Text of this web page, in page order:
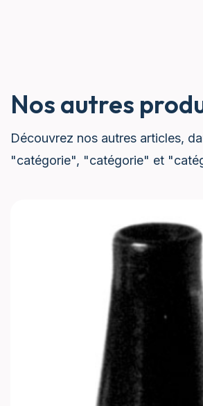
Nos autres
Découvrez nos autres articles,
"catégorie", "catégorie" et